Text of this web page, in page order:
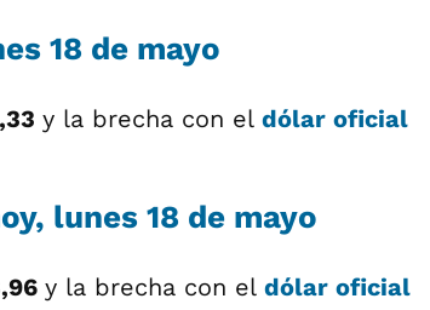
18 de mayo
y la brecha con el dólar oficial
lunes 18 de mayo
y la brecha con el dólar oficial